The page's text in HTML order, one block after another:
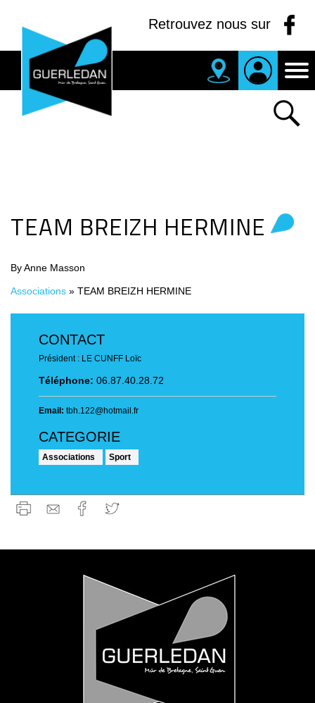
Retrouvez nous sur
TEAM BREIZH HERMINE
By Anne Masson
Associations » TEAM BREIZH HERMINE
CONTACT
Président : LE CUNFF Loïc
Téléphone: 06.87.40.28.72
Email: tbh.122@hotmail.fr
Associations Sport